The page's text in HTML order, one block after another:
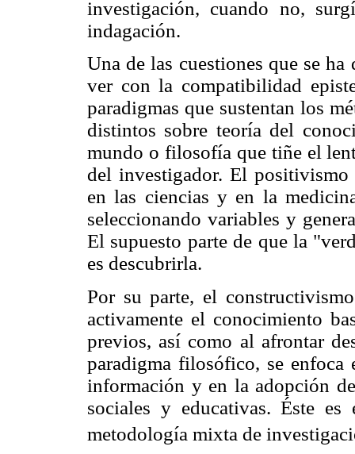
investigación, cuando no,
indagación.
Una de las cuestiones que se
ver con la compatibilidad
paradigmas que sustentan los
distintos sobre teoría del
mundo o filosofía que tiñe el
del investigador. El
en las ciencias y en la
seleccionando variables y
El supuesto parte de que la
es descubrirla.
Por su parte, el
activamente el conocimiento
previos, así como al afrontar
paradigma filosófico, se enfoca
información y en la adopción
sociales y educativas. Éste es
metodología mixta de